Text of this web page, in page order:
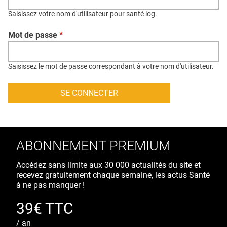
CONTACT
CRÉDITS
Saisissez votre nom d'utilisateur pour santé log.
Mot de passe *
Saisissez le mot de passe correspondant à votre nom d'utilisateur.
ABONNEMENT PREMIUM
Accédez sans limite aux 30 000 actualités du site et
recevez gratuitement chaque semaine, les actus Santé
à ne pas manquer !
39€ TTC
/ an